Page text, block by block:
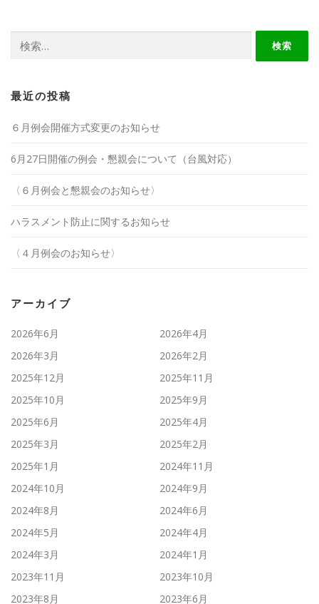
索:
最近の投稿
６月例会開催方式変更のお知らせ
6月27日開催の例会・懇親会について（台風対応）
〈６月例会と懇親会のお知らせ〉
ハラスメント防止に関するお知らせ
〈４月例会のお知らせ〉
アーカイブ
2026年6月
2026年4月
2026年3月
2026年2月
2025年12月
2025年11月
2025年10月
2025年9月
2025年6月
2025年4月
2025年3月
2025年2月
2025年1月
2024年11月
2024年10月
2024年9月
2024年8月
2024年6月
2024年5月
2024年4月
2024年3月
2024年1月
2023年11月
2023年10月
2023年8月
2023年6月